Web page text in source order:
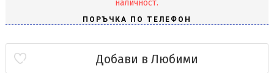
наличност.
Добави в Любими